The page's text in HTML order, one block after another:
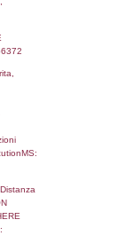
el_province
as
as
JOIN el_comuni
=